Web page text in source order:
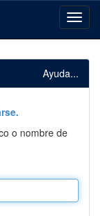
Ayuda...
o nombre de